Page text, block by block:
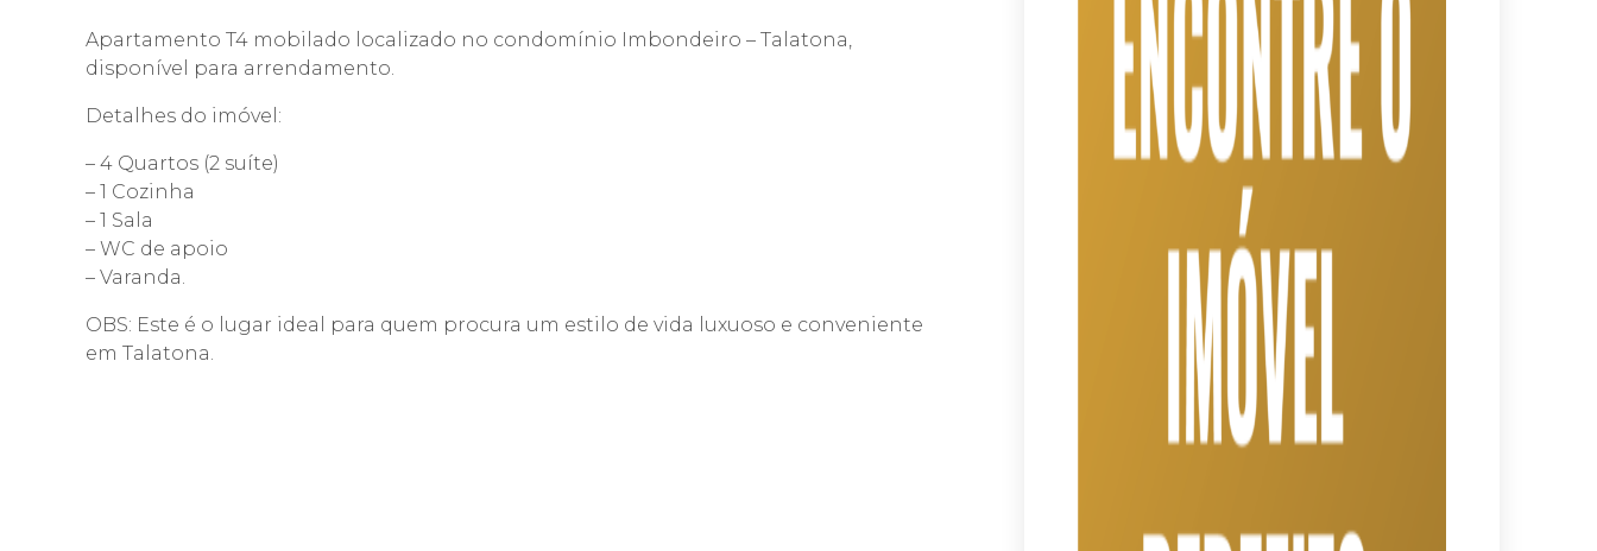
Apartamento T4 mobilado localizado no condomínio Imbondeiro – Talatona,
disponível para arrendamento.
Detalhes do imóvel:
– 4 Quartos (2 suíte)
– 1 Cozinha
– 1 Sala
– WC de apoio
– Varanda.
OBS: Este é o lugar ideal para quem procura um estilo de vida luxuoso e conveniente
em Talatona.